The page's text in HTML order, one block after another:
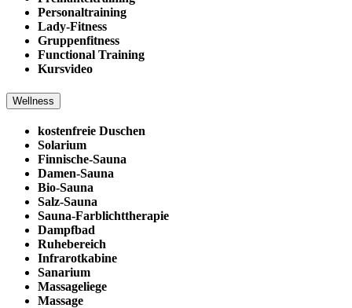
Personaltraining
Lady-Fitness
Gruppenfitness
Functional Training
Kursvideo
Wellness
kostenfreie Duschen
Solarium
Finnische-Sauna
Damen-Sauna
Bio-Sauna
Salz-Sauna
Sauna-Farblichttherapie
Dampfbad
Ruhebereich
Infrarotkabine
Sanarium
Massageliege
Massage